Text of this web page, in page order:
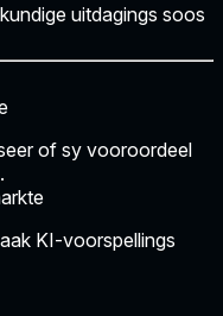
uitdagings soos
of sy vooroordeel
KI-voorspellings